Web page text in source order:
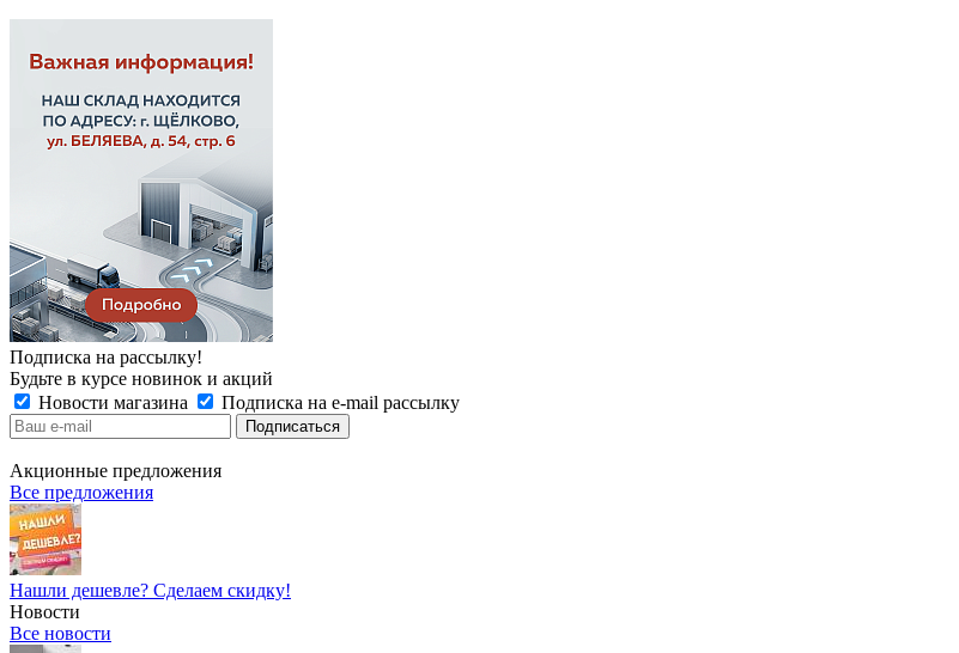
Подписка на рассылку!
Будьте в курсе новинок и акций
Новости магазина
Подписка на e-mail рассылку
Акционные предложения
Все предложения
Нашли дешевле? Сделаем скидку!
Новости
Все новости